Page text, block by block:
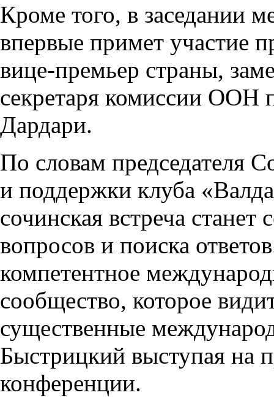
Кроме того, в заседании
впервые примет участие
вице-премьер страны,
секретаря комиссии ООН
Дардари.
По словам председателя
и поддержки клуба
сочинская встреча
вопросов и поиска
компетентное
сообщество, которое
существенные
Быстрицкий выступая
конференции.